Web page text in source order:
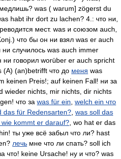
was ( warum] zögerst du
habt ihr dort zu lachen? 4.: что ни,
мест. was и союзом auch,
что бы он ни взял was er auch
случилось was auch immer
говорил worüber er auch spricht
(A) (an)betrifft что до меня was
keinen Preis!; auf keinen Fall! ни за
wieder nichts, mir nichts, dir nichts
что за was für ein welch ein что
das für Redensarten? was soll das
wie kommt er darauf? , wo hat er das
ты уже всё забыл что ли? hast
лечь мне что ли спать? soll ich
что! keine Ursache! ну и что? was